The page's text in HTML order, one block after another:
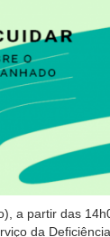
a partir das
da